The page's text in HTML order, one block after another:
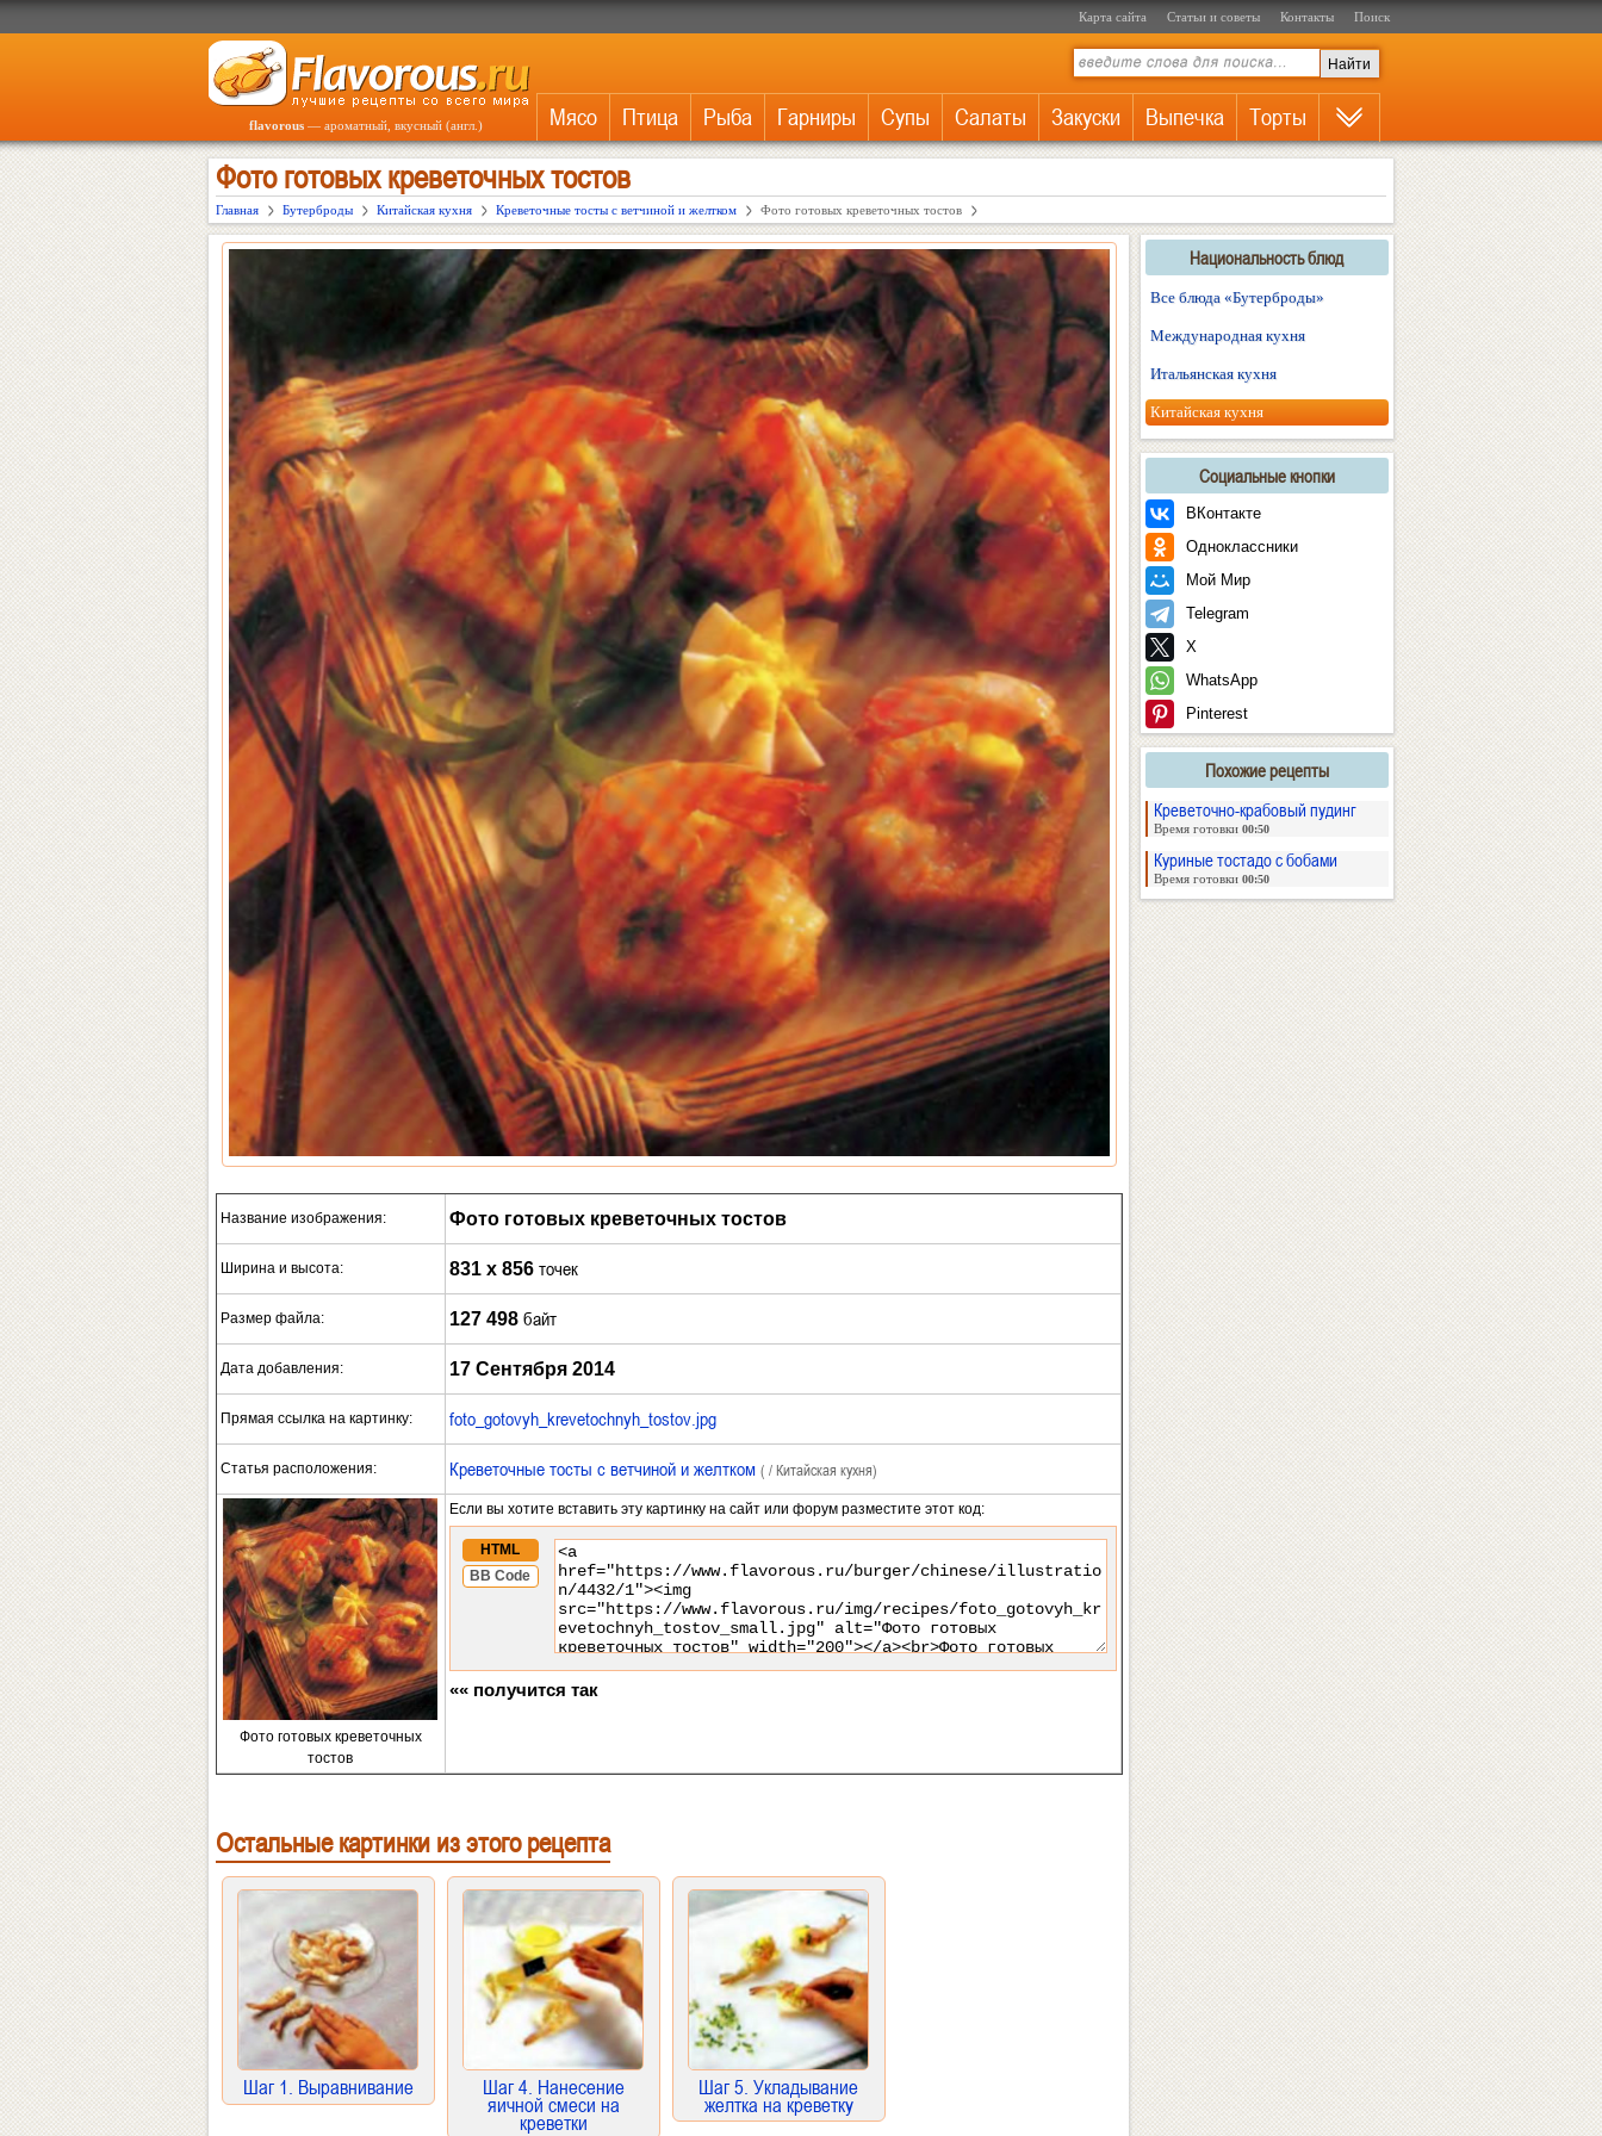
Карта сайта Статьи и советы Контакты Поиск
flavorous— ароматный, вкусный (англ.) Мясо Птица Рыба Гарниры Супы Салаты Закуски Выпечка Торты
Фото готовых креветочных тостов
Главная Бутерброды Китайская кухня Креветочные тосты с ветчиной и желтком Фото готовых креветочных тостов
Название изображения: Фото готовых креветочных тостов
Ширина и высота: 831 x 856точек
Размер файла: 127 498байт
Дата добавления: 17 Сентября 2014
Прямая ссылка на картинку: foto_gotovyh_krevetochnyh_tostov.jpg
Статья расположения: Креветочные тосты с ветчиной и желтком ( / Китайская кухня)
Фото готовых креветочных
тостов
Если вы хотите вставить эту картинку на сайт или форум разместите этот код:
HTML
BB Code
«« получится так
Остальные картинки из этого рецепта
Шаг 1. Выравнивание Шаг 4. Нанесение
яичной смеси на
креветки
Шаг 5. Укладывание
желтка на креветку
Национальность блюд
Все блюда «Бутерброды»
Международная кухня
Итальянская кухня
Китайская кухня
Социальные кнопки
ВКонтакте
Одноклассники
Мой Мир
Telegram
X
WhatsApp
Pinterest
Похожие рецепты
Креветочно-крабовый пудинг
Время готовки 00:50
Куриные тостадо с бобами
Время готовки 00:50